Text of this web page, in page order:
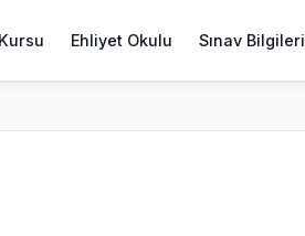
Ehliyet Okulu Sınav Bilgileri